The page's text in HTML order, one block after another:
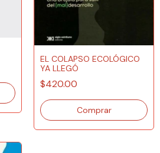
EL COLAPSO ECOLÓGICO
YA LLEGÓ
$420.00